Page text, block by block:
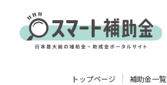
トップページ 補助金一覧